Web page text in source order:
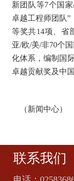
新团队等7个国
卓越工程师团队”
等奖共14项、省
亚/欧/美/非70个
化体系，编制国
卓越贡献奖及中
（新闻中心）
联系我们